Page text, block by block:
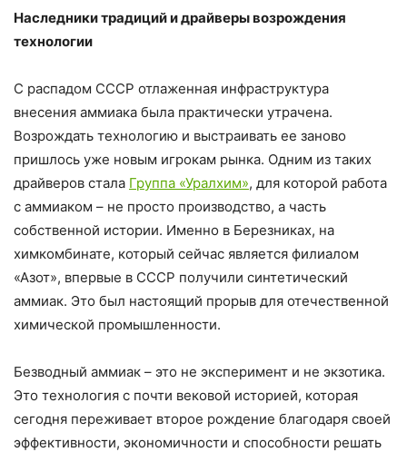
Наследники традиций и драйверы возрождения
технологии
С распадом СССР отлаженная инфраструктура
внесения аммиака была практически утрачена.
Возрождать технологию и выстраивать ее заново
пришлось уже новым игрокам рынка. Одним из таких
драйверов стала Группа «Уралхим», для которой работа
с аммиаком – не просто производство, а часть
собственной истории. Именно в Березниках, на
химкомбинате, который сейчас является филиалом
«Азот», впервые в СССР получили синтетический
аммиак. Это был настоящий прорыв для отечественной
химической промышленности.
Безводный аммиак – это не эксперимент и не экзотика.
Это технология с почти вековой историей, которая
сегодня переживает второе рождение благодаря своей
эффективности, экономичности и способности решать